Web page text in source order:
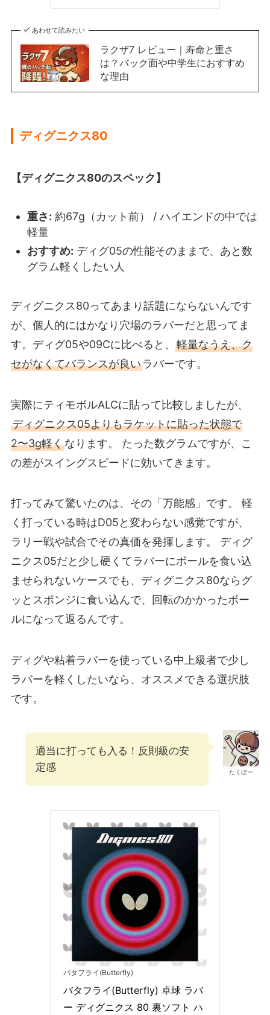
あわせて読みたい
ラクザ7 レビュー｜寿命と重さ
は？バック面や中学生におすすめ
な理由
ディグニクス80
【ディグニクス80のスペック】
重さ: 約67g（カット前） / ハイエンドの中では
軽量
おすすめ: ディグ05の性能そのままで、あと数
グラム軽くしたい人
ディグニクス80ってあまり話題にならないんです
が、個人的にはかなり穴場のラバーだと思ってま
す。ディグ05や09Cに比べると、 軽量なうえ、ク
セがなくてバランスが良いラバーです。
実際にティモボルALCに貼って比較しましたが、
ディグニクス05よりもラケットに貼った状態で
2〜3g軽くなります。 たった数グラムですが、こ
の差がスイングスピードに効いてきます。
打ってみて驚いたのは、その「万能感」です。 軽
く打っている時はD05と変わらない感覚ですが、
ラリー戦や試合でその真価を発揮します。 ディグ
ニクス05だと少し硬くてラバーにボールを食い込
ませられないケースでも、ディグニクス80ならグ
ッとスポンジに食い込んで、回転のかかったボー
ルになって返るんです。
ディグや粘着ラバーを使っている中上級者で少し
ラバーを軽くしたいなら、オススメできる選択肢
です。
たくぼー
適当に打っても入る！反則級の安
定感
バタフライ(Butterfly)
バタフライ(Butterfly) 卓球 ラバ
ー ディグニクス 80 裏ソフト ハ